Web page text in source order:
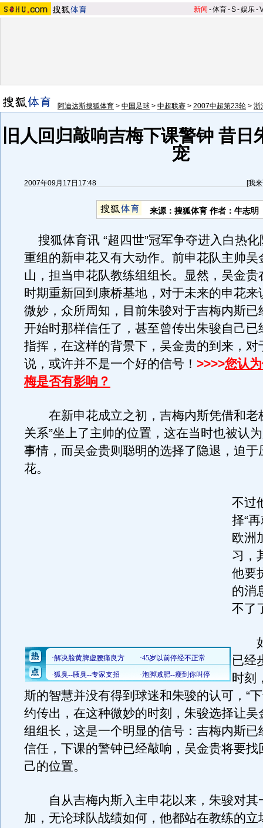
新闻 -体育-S-娱乐-
阿迪达斯搜狐体育 > 中国足球 > 中超联赛 > 2007中超第23轮 > 浙
旧人回归敲响吉梅下课警钟 昔日
宠
2007年09月17日17:48 [我
来源：搜狐体育 作者：牛志明
搜狐体育讯 “超四世”冠军争夺进入白热
重组的新申花又有大动作。前申花队主帅吴
山，担当申花队教练组组长。显然，吴金贵
时期重新回到康桥基地，对于未来的申花来
微妙，众所周知，目前朱骏对于吉梅内斯已
开始时那样信任了，甚至曾传出朱骏自己已
指挥，在这样的背景下，吴金贵的到来，对
说，或许并不是一个好的信号！ >>>>您认
梅是否有影响？
在新申花成立之初，吉梅内斯凭借和老
关系”坐上了主帅的位置，这在当时也被认
事情，而吴金贵则聪明的选择了隐退，迫于
花。
不过
择“
欧洲
习，
他要
的消
不了
如
已经
时刻
斯的智慧并没有得到球迷和朱骏的认可，“
约传出，在这种微妙的时刻，朱骏选择让吴
组组长，这是一个明显的信号：吉梅内斯已
信任，下课的警钟已经敲响，吴金贵将要找
己的位置。
自从吉梅内斯入主申花以来，朱骏对其
加，无论球队战绩如何，他都站在教练的立